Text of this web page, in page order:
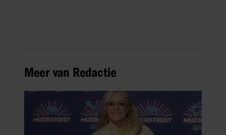
Meer van Redactie